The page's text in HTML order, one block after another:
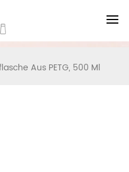
Aus PETG, 500 Ml